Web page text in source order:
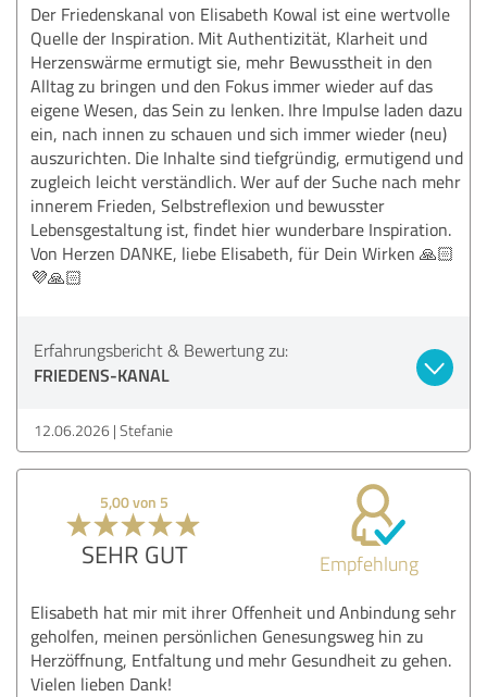
Der Friedenskanal von Elisabeth Kowal ist eine wertvolle
Quelle der Inspiration. Mit Authentizität, Klarheit und
Herzenswärme ermutigt sie, mehr Bewusstheit in den
Alltag zu bringen und den Fokus immer wieder auf das
eigene Wesen, das Sein zu lenken. Ihre Impulse laden dazu
ein, nach innen zu schauen und sich immer wieder (neu)
auszurichten. Die Inhalte sind tiefgründig, ermutigend und
zugleich leicht verständlich. Wer auf der Suche nach mehr
innerem Frieden, Selbstreflexion und bewusster
Lebensgestaltung ist, findet hier wunderbare Inspiration.
Von Herzen DANKE, liebe Elisabeth, für Dein Wirken 🙏🏻
💜🙏🏻
Erfahrungsbericht & Bewertung zu:
FRIEDENS-KANAL
12.06.2026 Stefanie
5,00 von 5
SEHR GUT Empfehlung
Elisabeth hat mir mit ihrer Offenheit und Anbindung sehr
geholfen, meinen persönlichen Genesungsweg hin zu
Herzöffnung, Entfaltung und mehr Gesundheit zu gehen.
Vielen lieben Dank!